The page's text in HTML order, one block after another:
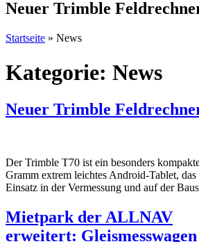
Neuer Trimble
Startseite » News
Kategorie: News
Neuer Trimble
Der Trimble T70 ist ein besonders
Gramm extrem leichtes Android-Tablet,
Einsatz in der Vermessung und auf der
Mietpark der ALLNAV
erweitert: